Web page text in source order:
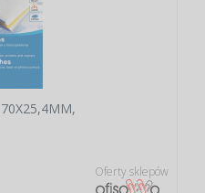
70X25,4MM,
Oferty sklepów